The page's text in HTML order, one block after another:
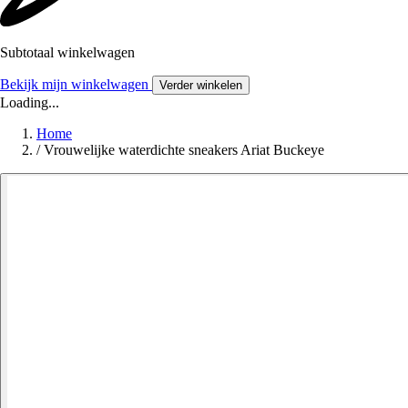
Subtotaal winkelwagen
Bekijk mijn winkelwagen Verder winkelen
Loading...
Home
/ Vrouwelijke waterdichte sneakers Ariat Buckeye